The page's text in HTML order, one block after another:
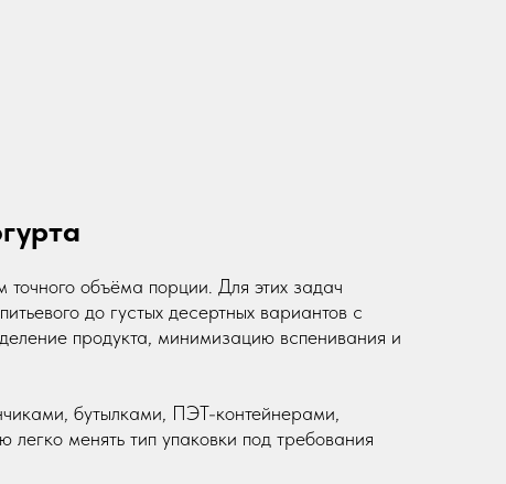
объёма порции. Для этих задач
до густых десертных вариантов с
продукта, минимизацию вспенивания и
бутылками, ПЭТ-контейнерами,
менять тип упаковки под требования